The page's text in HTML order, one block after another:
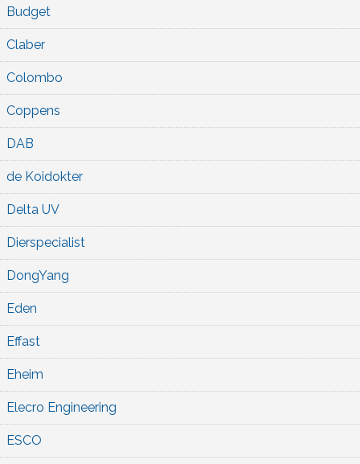
Budget
Claber
Colombo
Coppens
DAB
de Koidokter
Delta UV
Dierspecialist
DongYang
Eden
Effast
Eheim
Elecro Engineering
ESCO